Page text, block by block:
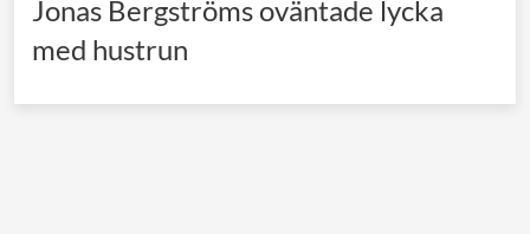
Jonas Bergströms oväntade lycka
med hustrun